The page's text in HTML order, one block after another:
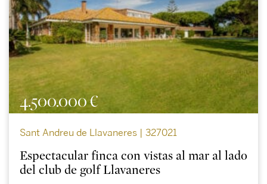
4.500.000 €
Sant Andreu de Llavaneres | 327021
Espectacular finca con vistas al mar al lado
del club de golf Llavaneres